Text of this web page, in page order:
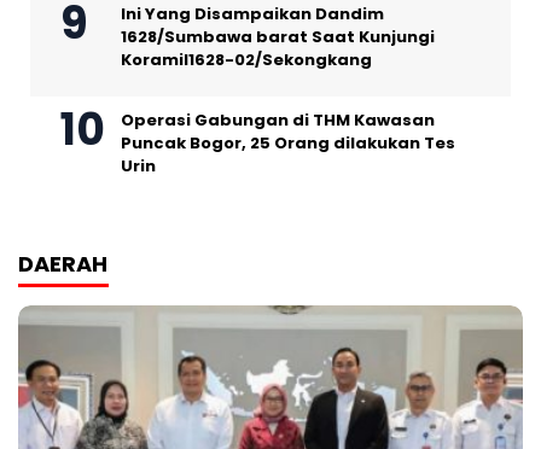
Ini Yang Disampaikan Dandim
1628/Sumbawa barat Saat Kunjungi
Koramil1628-02/Sekongkang
Operasi Gabungan di THM Kawasan
Puncak Bogor, 25 Orang dilakukan Tes
Urin
DAERAH